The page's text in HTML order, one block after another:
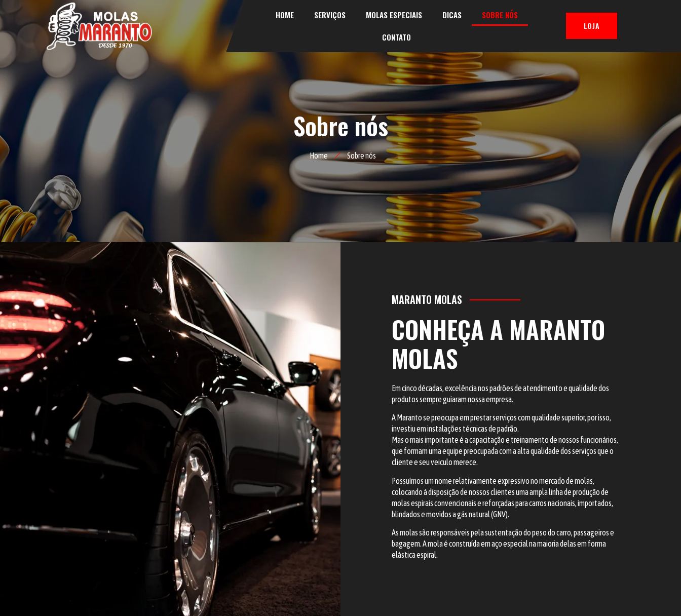
HOME SERVIÇOS MOLAS ESPECIAIS DICAS
SOBRE NÓS
CONTATO
LOJA
Sobre nós
Home Sobre nós
MARANTO MOLAS
CONHEÇA A MARANTO
MOLAS
Em cinco décadas, excelência nos padrões de atendimento e qualidade dos
produtos sempre guiaram nossa empresa.
A Maranto se preocupa em prestar serviços com qualidade superior, por isso,
investiu em instalações técnicas de padrão.
Mas o mais importante é a capacitação e treinamento de nossos funcionários,
que formam uma equipe preocupada com a alta qualidade dos serviços que o
cliente e seu veiculo merece.
Possuímos um nome relativamente expressivo no mercado de molas,
colocando à disposição de nossos clientes uma ampla linha de produção de
molas espirais convencionais e reforçadas para carros nacionais, importados,
blindados e movidos a gás natural (GNV).
As molas são responsáveis pela sustentação do peso do carro, passageiros e
bagagem. A mola é construída em aço especial na maioria delas em forma
elástica espiral.